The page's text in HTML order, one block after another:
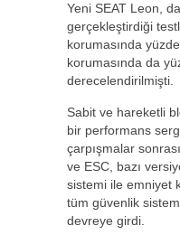
Yeni SEAT Leon,
gerçekleştirdiği
korumasında
korumasında da
derecelendirilmişti.
Sabit ve hareketli
bir performans
çarpışmalar
ve ESC, bazı
sistemi ile emniyet
tüm güvenlik
devreye girdi.